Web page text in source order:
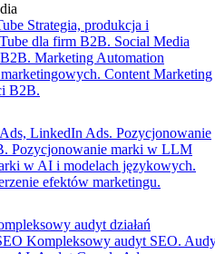
Strategia, produkcja i
dla firm B2B. Social Media
Marketing Automation
Content Marketing
B2B.
LinkedIn Ads. Pozycjonowanie
Pozycjonowanie marki w LLM
w AI i modelach językowych.
efektów marketingu.
audyt działań
Kompleksowy audyt SEO.